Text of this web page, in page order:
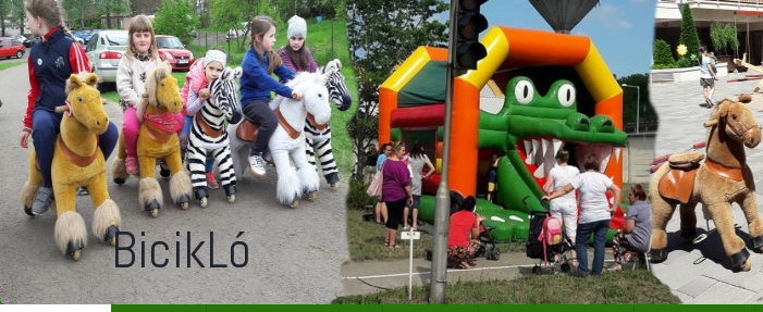
BicikLó